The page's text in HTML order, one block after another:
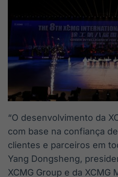
“O desenvolvimento da
com base na confiança
clientes e parceiros em
Yang Dongsheng,
XCMG Group e da XCMG